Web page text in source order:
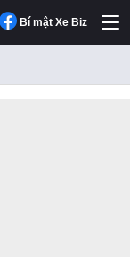
Bí mật Xe Biz